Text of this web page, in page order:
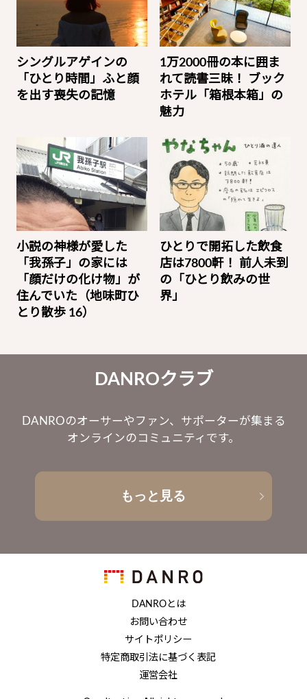
シングルアゲインの
「ひとり時間」ふと顔
を出す喪失の記憶
1万2000冊の本に囲ま
れて読書三昧！ ブック
ホテル「箱根本箱」の
魅力
小説の神様が愛した
「我孫子」の家には
「顔だけの化け物」が
住んでいた（地味町ひ
とり散歩 16）
ひとりで開拓した飲食
店は7800軒！ 前人未到
の「ひとり飲みの世
界」
DANROクラブ
DANROのオーサーやファン、サポーターが集まる
オンラインのコミュニティです。
もっと見る
DANROとは
お問い合わせ
サイトポリシー
特定商取引法に基づく表記
運営会社